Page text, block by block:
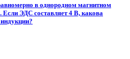
в однородном магнитном
Если ЭДС составляет 4 В, какова